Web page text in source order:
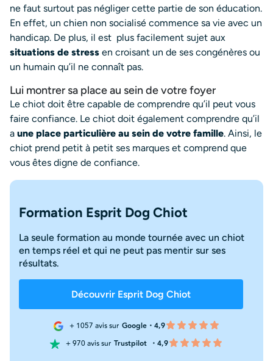
ne faut surtout pas négliger cette partie de son éducation.
En effet, un chien non socialisé commence sa vie avec un
handicap. De plus, il est plus facilement sujet aux
situations de stress en croisant un de ses congénères ou
un humain qu’il ne connaît pas.
Lui montrer sa place au sein de votre foyer
Le chiot doit être capable de comprendre qu’il peut vous
faire confiance. Le chiot doit également comprendre qu’il
a une place particulière au sein de votre famille. Ainsi, le
chiot prend petit à petit ses marques et comprend que
vous êtes digne de confiance.
Formation Esprit Dog Chiot
La seule formation au monde tournée avec un chiot
en temps réel et qui ne peut pas mentir sur ses
résultats.
Découvrir Esprit Dog Chiot
+ 1057 avis sur Google・4,9
+ 970 avis sur Trustpilot ・4,9